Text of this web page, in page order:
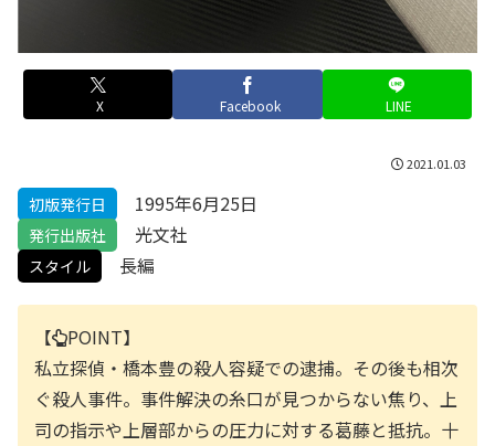
X Facebook LINE
2021.01.03
初版発行日 1995年6月25日
発行出版社 光文社
スタイル 長編
【
POINT】
私立探偵・橋本豊の殺人容疑での逮捕。その後も相次
ぐ殺人事件。事件解決の糸口が見つからない焦り、上
司の指示や上層部からの圧力に対する葛藤と抵抗。十